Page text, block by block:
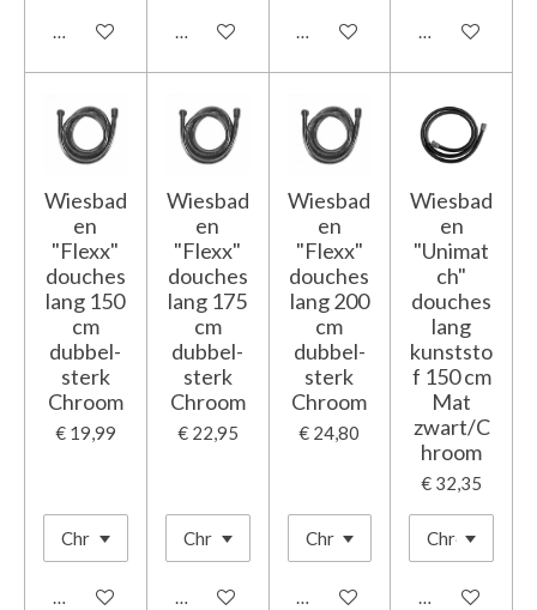
In winkelwagen In winkelwagenIn winkelwagenIn
Wiesbad
en
"Flexx"
douches
lang 150
cm
dubbel-
sterk
Chroom
€ 19,99
In winkelwagen
Wiesbad
en
"Flexx"
douches
lang 175
cm
dubbel-
sterk
Chroom
€ 22,95
In winkelwagen
Wiesbad
en
"Flexx"
douches
lang 200
cm
dubbel-
sterk
Chroom
€ 24,80
In winkelwagen
Wiesbad
en
"Unimat
ch"
douches
lang
kunststo
f 150 cm
Mat
zwart/C
hroom
€ 32,35
In